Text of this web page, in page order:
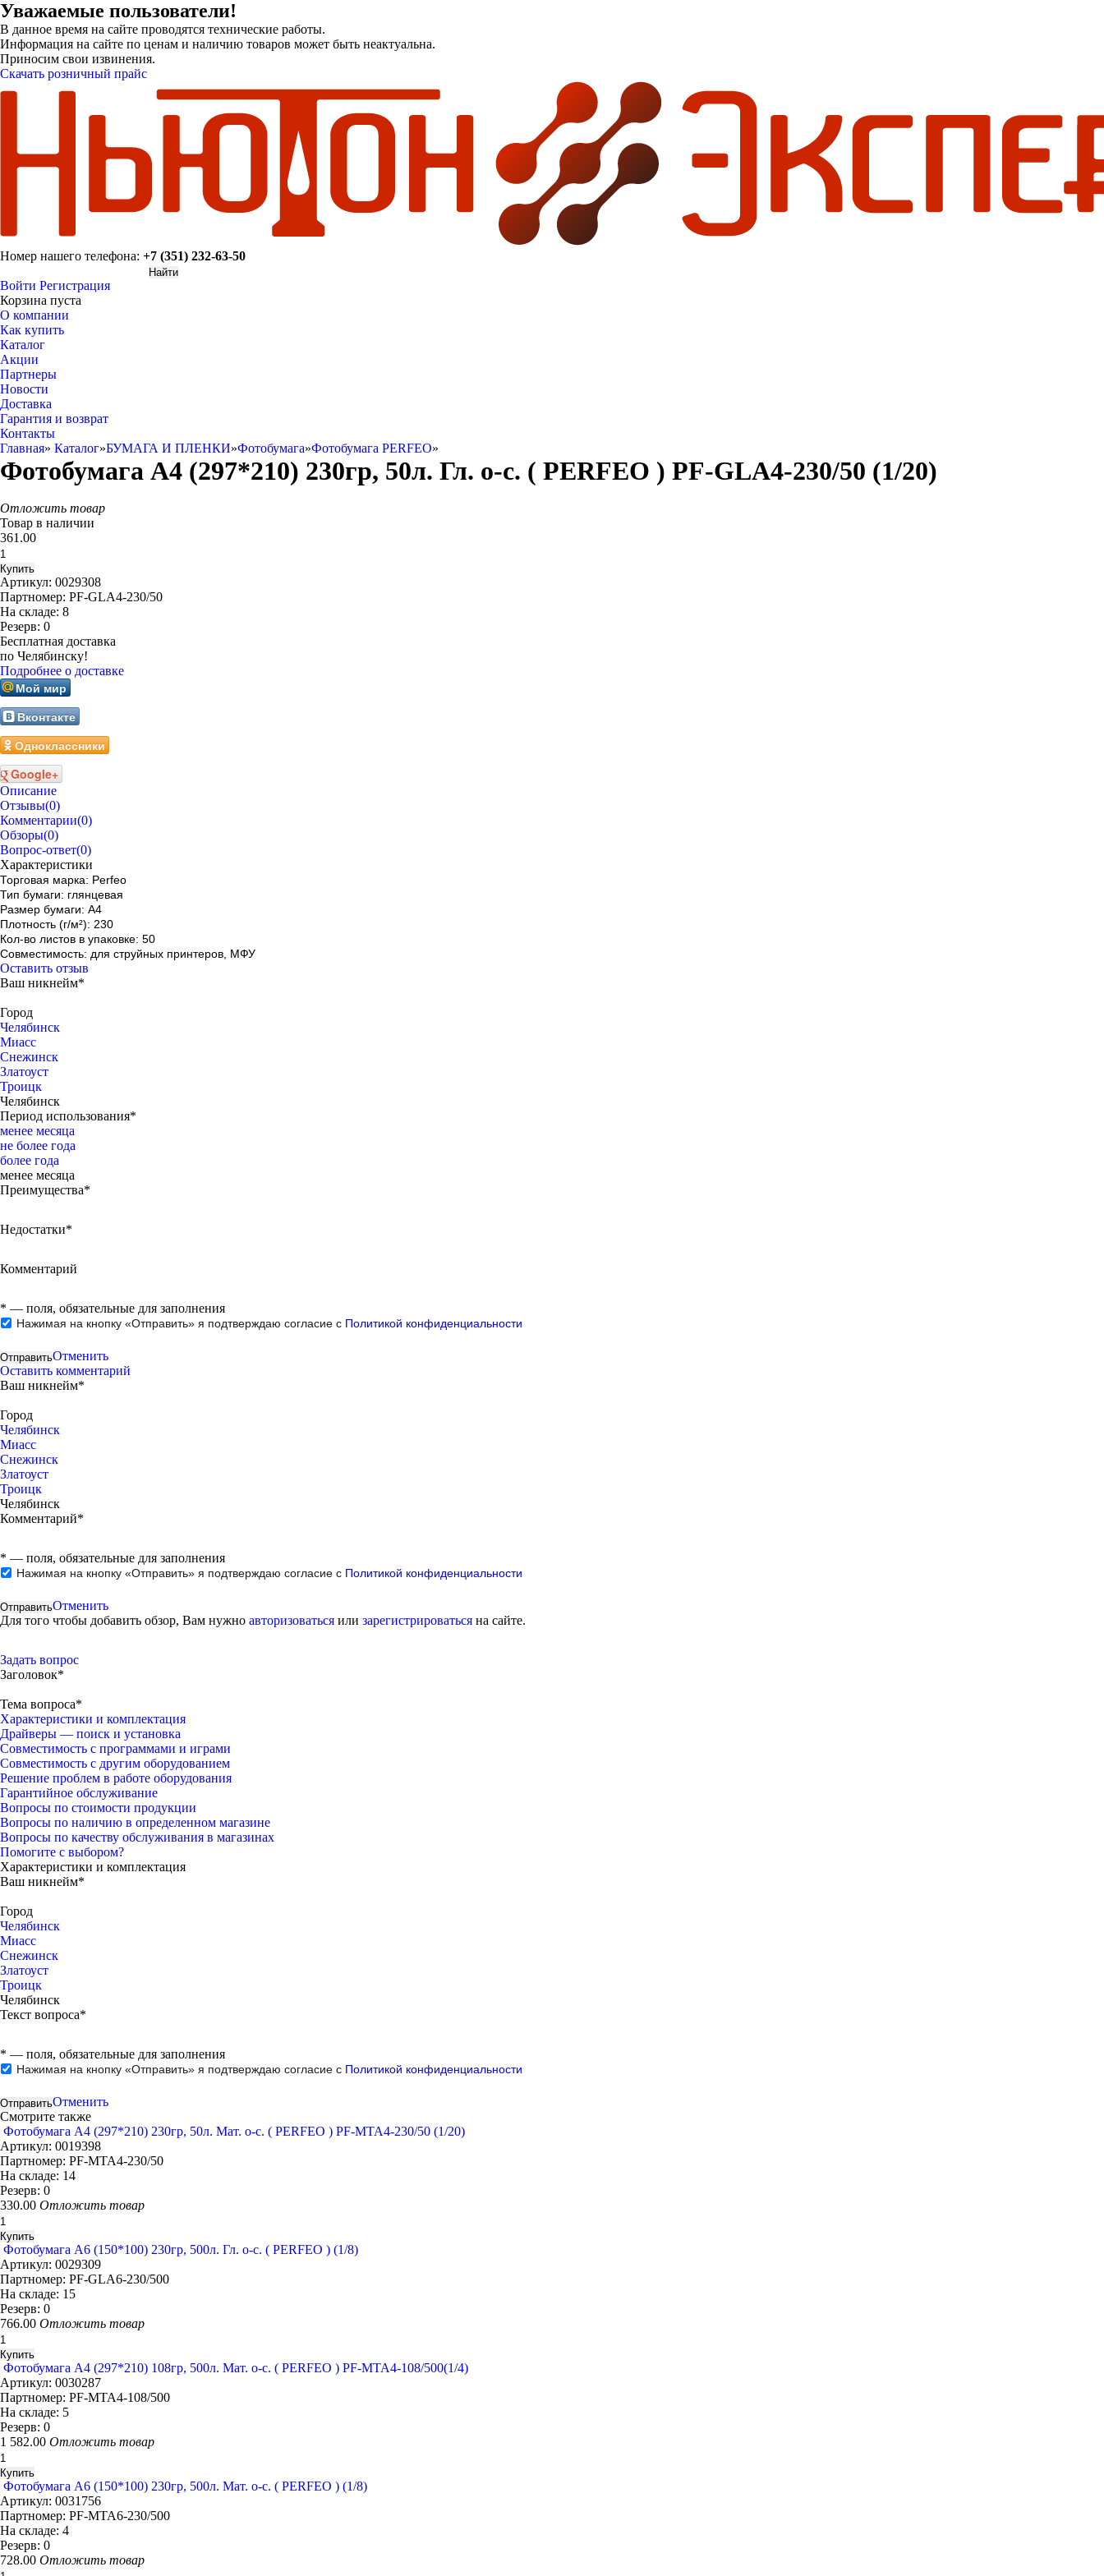
Уважаемые пользователи!
В данное время на сайте проводятся технические работы.
Информация на сайте по ценам и наличию товаров может быть неактуальна.
Приносим свои извинения.
Скачать розничный прайс
Номер нашего телефона: +7 (351) 232-63-50
Войти Регистрация
Корзина пуста
О компании
Как купить
Каталог
Акции
Партнеры
Новости
Доставка
Гарантия и возврат
Контакты
Главная» Каталог»БУМАГА И ПЛЕНКИ»Фотобумага»Фотобумага PERFEO»
Фотобумага A4 (297*210) 230гр, 50л. Гл. о-с. ( PERFEO ) PF-GLA4-230/50 (1/20)
Отложить товар
Товар в наличии
361.00
Артикул: 0029308
Партномер: PF-GLA4-230/50
На складе: 8
Резерв: 0
Бесплатная доставка
по Челябинску!
Подробнее о доставке
Мой мир
Вконтакте
Одноклассники
Google+
Описание
Отзывы(0)
Комментарии(0)
Обзоры(0)
Вопрос-ответ(0)
Характеристики
Торговая марка: Perfeo
Тип бумаги: глянцевая
Размер бумаги: А4
Плотность (г/м²): 230
Кол-во листов в упаковке: 50
Совместимость: для струйных принтеров, МФУ
Оставить отзыв
Ваш никнейм*
Город
Челябинск
Миасс
Снежинск
Златоуст
Троицк
Челябинск
Период использования*
менее месяца
не более года
более года
менее месяца
Преимущества*
Недостатки*
Комментарий
* — поля, обязательные для заполнения
Нажимая на кнопку «Отправить» я подтверждаю согласие с Политикой конфиденциальности
Отменить
Оставить комментарий
Ваш никнейм*
Город
Челябинск
Миасс
Снежинск
Златоуст
Троицк
Челябинск
Комментарий*
* — поля, обязательные для заполнения
Нажимая на кнопку «Отправить» я подтверждаю согласие с Политикой конфиденциальности
Отменить
Для того чтобы добавить обзор, Вам нужно авторизоваться или зарегистрироваться на сайте.
Задать вопрос
Заголовок*
Тема вопроса*
Характеристики и комплектация
Драйверы — поиск и установка
Совместимость с программами и играми
Совместимость с другим оборудованием
Решение проблем в работе оборудования
Гарантийное обслуживание
Вопросы по стоимости продукции
Вопросы по наличию в определенном магазине
Вопросы по качеству обслуживания в магазинах
Помогите с выбором?
Характеристики и комплектация
Ваш никнейм*
Город
Челябинск
Миасс
Снежинск
Златоуст
Троицк
Челябинск
Текст вопроса*
* — поля, обязательные для заполнения
Нажимая на кнопку «Отправить» я подтверждаю согласие с Политикой конфиденциальности
Отменить
Смотрите также
Фотобумага A4 (297*210) 230гр, 50л. Мат. о-с. ( PERFEO ) PF-MTA4-230/50 (1/20)
Артикул: 0019398
Партномер: PF-MTA4-230/50
На складе: 14
Резерв: 0
330.00 Отложить товар
Фотобумага A6 (150*100) 230гр, 500л. Гл. о-с. ( PERFEO ) (1/8)
Артикул: 0029309
Партномер: PF-GLA6-230/500
На складе: 15
Резерв: 0
766.00 Отложить товар
Фотобумага A4 (297*210) 108гр, 500л. Мат. о-с. ( PERFEO ) PF-MTA4-108/500(1/4)
Артикул: 0030287
Партномер: PF-MTA4-108/500
На складе: 5
Резерв: 0
1 582.00 Отложить товар
Фотобумага A6 (150*100) 230гр, 500л. Мат. о-с. ( PERFEO ) (1/8)
Артикул: 0031756
Партномер: PF-MTA6-230/500
На складе: 4
Резерв: 0
728.00 Отложить товар